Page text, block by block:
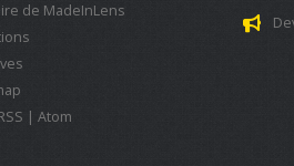
de MadeInLens
| Atom